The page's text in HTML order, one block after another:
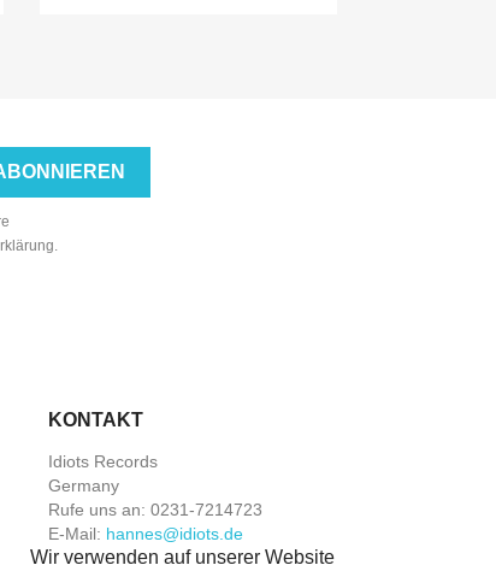
KONTAKT
Idiots Records
Germany
Rufe uns an: 0231-7214723
E-Mail: hannes@idiots.de
Wir verwenden auf unserer Website